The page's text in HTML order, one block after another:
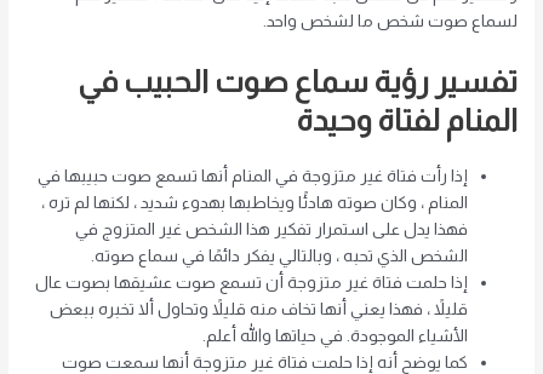
لسماع صوت شخص ما لشخص واحد.
تفسير رؤية سماع صوت الحبيب في
المنام لفتاة وحيدة
إذا رأت فتاة غير متزوجة في المنام أنها تسمع صوت حبيبها في
المنام ، وكان صوته هادئًا ويخاطبها بهدوء شديد ، لكنها لم تره ،
فهذا يدل على استمرار تفكير هذا الشخص غير المتزوج في
الشخص الذي تحبه ، وبالتالي يفكر دائمًا في سماع صوته.
إذا حلمت فتاة غير متزوجة أن تسمع صوت عشيقها بصوت عال
قليلاً ، فهذا يعني أنها تخاف منه قليلاً وتحاول ألا تخبره ببعض
الأشياء الموجودة. في حياتها والله أعلم.
كما يوضح أنه إذا حلمت فتاة غير متزوجة أنها سمعت صوت